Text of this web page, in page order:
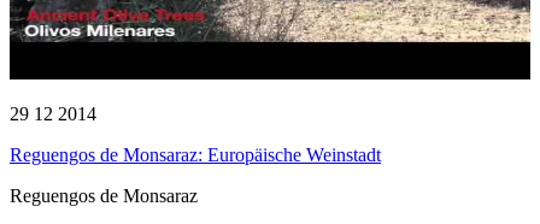
29 12 2014
Reguengos de Monsaraz: Europäische Weinstadt
Reguengos de Monsaraz